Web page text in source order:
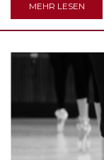
MEHR LESEN